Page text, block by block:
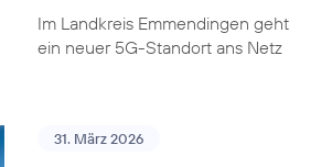
Im Landkreis Emmendingen geht
ein neuer 5G-Standort ans Netz
31. März 2026